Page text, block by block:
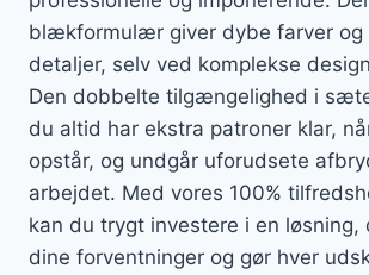
blækformulær giver dybe farver og
detaljer, selv ved komplekse
Den dobbelte tilgængelighed i
du altid har ekstra patroner klar,
opstår, og undgår uforudsete
arbejdet. Med vores 100%
kan du trygt investere i en løsning,
dine forventninger og gør hver